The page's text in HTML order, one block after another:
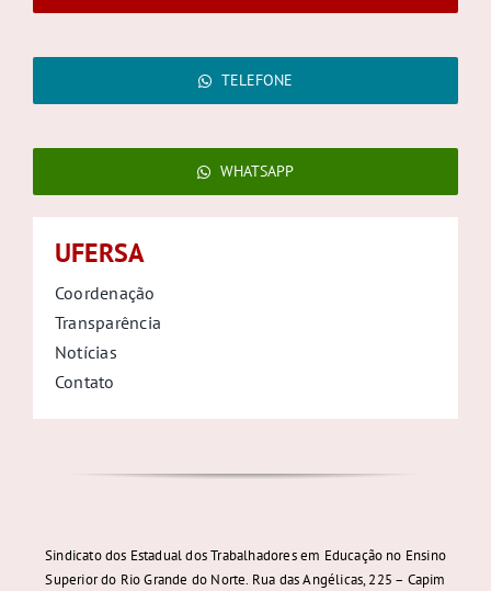
TELEFONE
WHATSAPP
UFERSA
Coordenação
Transparência
Notícias
Contato
Sindicato dos Estadual dos Trabalhadores em Educação no Ensino
Superior do Rio Grande do Norte. Rua das Angélicas, 225 – Capim